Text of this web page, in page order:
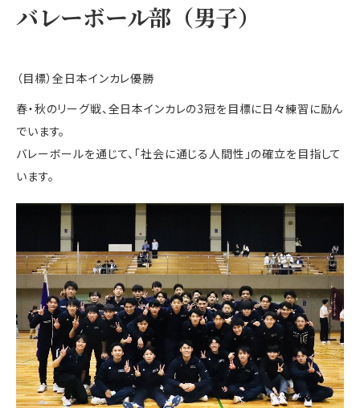
バレーボール部（男子）
（目標）全日本インカレ優勝
春・秋のリーグ戦、全日本インカレの3冠を目標に日々練習に励ん
でいます。
バレーボールを通じて、「社会に通じる人間性」の確立を目指して
います。